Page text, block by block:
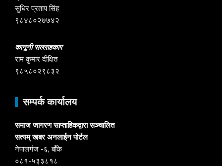
सुधिर प्रताप सिंह
९८४८०२७७४२
कानूनी सल्लाहकार
राम कुमार दीक्षित
९८५८०२९८३२
सम्पर्क कार्यालय
समाज जागरण साप्ताहिकद्वारा सञ्चालित
सत्यम् खबर अनलाईन पोर्टल
नेपालगंज -६, बाँके
०८१-५३३८१८